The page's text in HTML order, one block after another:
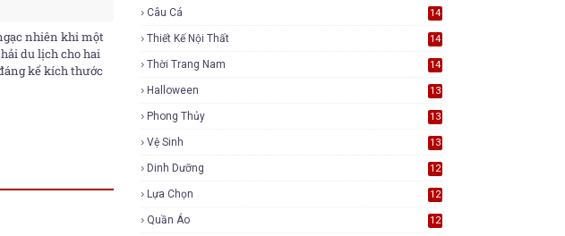
nhiên khi một
du lịch cho hai
kể kích thước
Câu Cá 14
Thiết Kế Nội Thất 14
Thời Trang Nam 14
Halloween 13
Phong Thủy 13
Vệ Sinh 13
Dinh Dưỡng 12
Lựa Chọn 12
Quần Áo 12